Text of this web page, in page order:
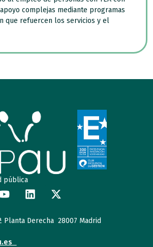
complejas mediante programas
que refuercen los servicios y el
pública
Planta Derecha 28007 Madrid